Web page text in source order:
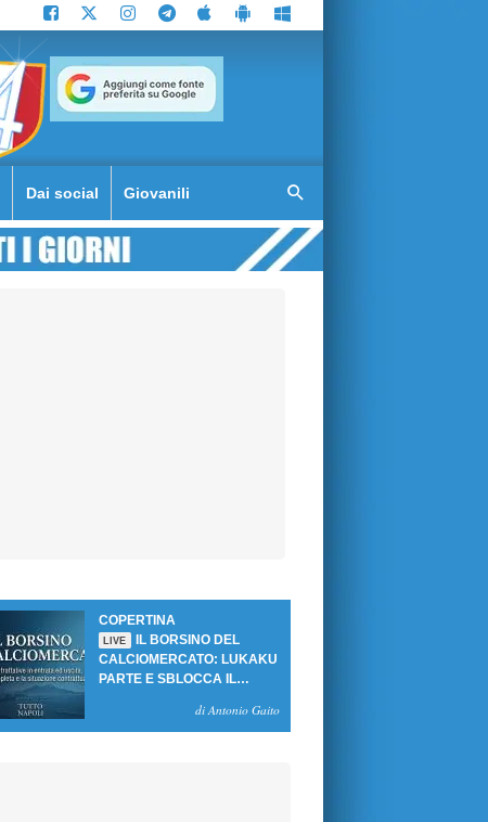
Dai social Giovanili
COPERTINA
LIVE
IL BORSINO DEL
CALCIOMERCATO: LUKAKU
PARTE E SBLOCCA IL
di Antonio Gaito